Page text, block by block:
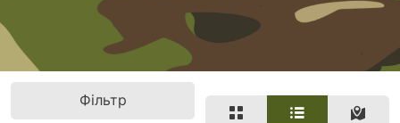
Фільтр